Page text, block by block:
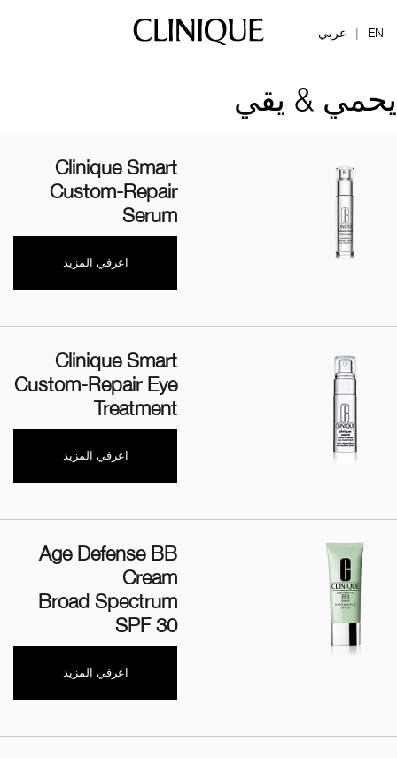
EN
| عربي
يحمي & يقي
Clinique Smart
Custom-Repair
Serum
اعرفي المزيد
Clinique Smart
Custom-Repair Eye
Treatment
اعرفي المزيد
Age Defense BB
Cream
Broad Spectrum
SPF 30
اعرفي المزيد